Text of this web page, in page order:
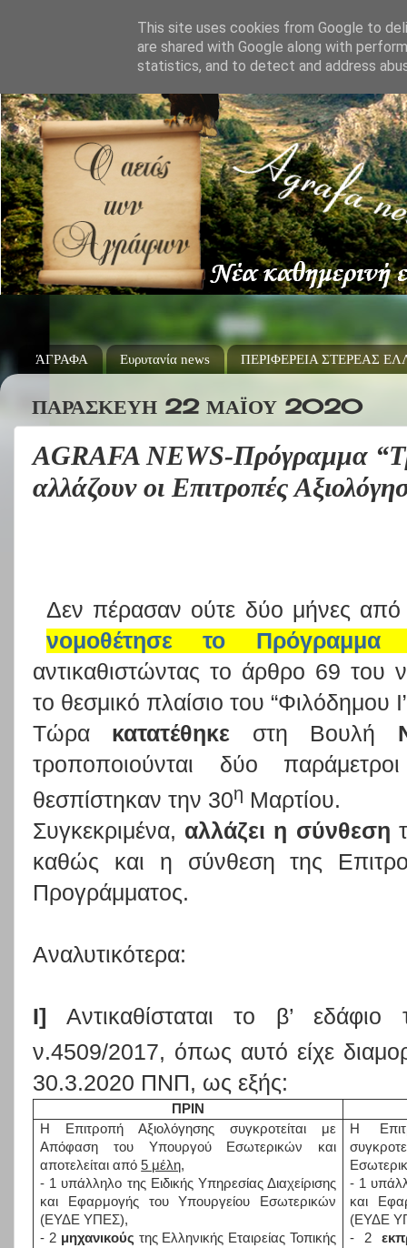
ΆΓΡΑΦΑ Ευρυτανία news ΠΕΡΙΦΕΡΕΙΑ ΣΤΕΡΕΑΣ
ΠΑΡΑΣΚΕΥΉ 22 ΜΑΪ́ΟΥ 2020
AGRAFA NEWS-Πρόγραμμα
αλλάζουν οι Επιτροπές
Δεν πέρασαν ούτε δύο μήνες
νομοθέτησε το Πρόγραμμα
αντικαθιστώντας το άρθρο 69
το θεσμικό πλαίσιο του “Φιλόδημου
Τώρα κατατέθηκε στη Βουλή
τροποποιούνται δύο
θεσπίστηκαν την 30η Μαρτίου.
Συγκεκριμένα, αλλάζει η σύνθεση
καθώς και η σύνθεση της
Προγράμματος.
Αναλυτικότερα:
Ι] Αντικαθίσταται το β’
ν.4509/2017, όπως αυτό είχε
30.3.2020 ΠΝΠ, ως εξής:
ΠΡΙΝ
Η Επιτροπή Αξιολόγησης συγκροτείται με
Απόφαση του Υπουργού Εσωτερικών και
αποτελείται από5 μέλη,
- 1 υπάλληλο της Ειδικής Υπηρεσίας Διαχείρισης
και Εφαρμογής του Υπουργείου Εσωτερικών
(ΕΥΔΕ ΥΠΕΣ),
- 2 μηχανικούς της Ελληνικής Εταιρείας Τοπικής
Η
- 1
και
(ΕΥΔΕ
- 2
This site uses cookies from Google to
are shared with Google along with
statistics, and to detect and address